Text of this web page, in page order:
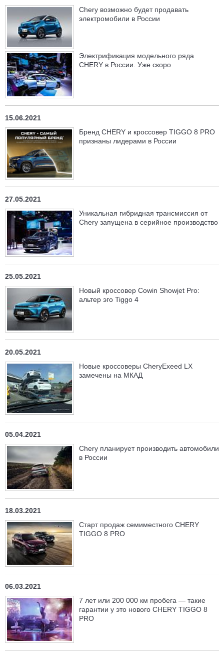
Chery возможно будет продавать
электромобили в России
Электрификация модельного ряда
CHERY в России. Уже скоро
15.06.2021
Бренд CHERY и кроссовер TIGGO 8 PRO
признаны лидерами в России
27.05.2021
Уникальная гибридная трансмиссия от
Chery запущена в серийное производство
25.05.2021
Новый кроссовер Cowin Showjet Pro:
альтер эго Tiggo 4
20.05.2021
Новые кроссоверы CheryExeed LX
замечены на МКАД
05.04.2021
Chery планирует производить автомобили
в России
18.03.2021
Старт продаж семиместного CHERY
TIGGO 8 PRO
06.03.2021
7 лет или 200 000 км пробега — такие
гарантии у это нового CHERY TIGGO 8
PRO